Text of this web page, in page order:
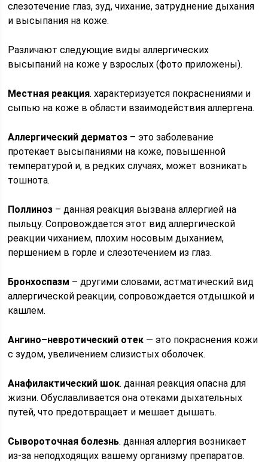
слезотечение глаз, зуд, чихание, затруднение дыхания
и высыпания на коже.
Различают следующие виды аллергических
высыпаний на коже у взрослых (фото приложены).
Местная реакция. характеризуется покраснениями и
сыпью на коже в области взаимодействия аллергена.
Аллергический дерматоз – это заболевание
протекает высыпаниями на коже, повышенной
температурой и, в редких случаях, может возникать
тошнота.
Поллиноз – данная реакция вызвана аллергией на
пыльцу. Сопровождается этот вид аллергической
реакции чиханием, плохим носовым дыханием,
першением в горле и слезотечением из глаз.
Бронхоспазм – другими словами, астматический вид
аллергической реакции, сопровождается отдышкой и
кашлем.
Ангино–невротический отек — это покраснения кожи
с зудом, увеличением слизистых оболочек.
Анафилактический шок. данная реакция опасна для
жизни. Обуславливается она отеками дыхательных
путей, что предотвращает и мешает дышать.
Сывороточная болезнь. данная аллергия возникает
из-за неподходящих вашему организму препаратов.